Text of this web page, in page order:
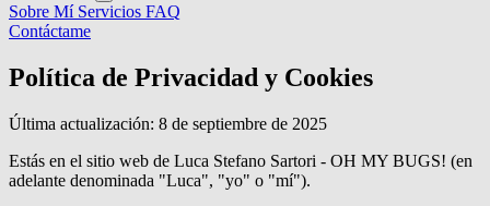
Sobre Mí Servicios FAQ
Contáctame
Política de Privacidad y Cookies
Última actualización: 8 de septiembre de 2025
Estás en el sitio web de Luca Stefano Sartori - OH MY BUGS! (en
adelante denominada "Luca", "yo" o "mí").